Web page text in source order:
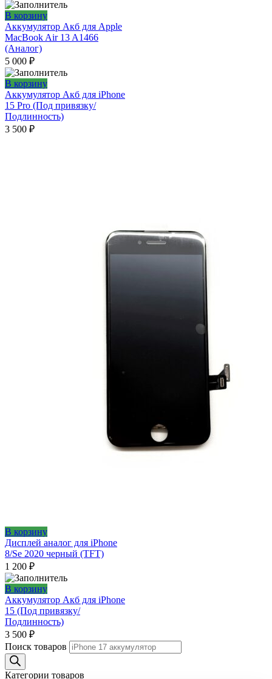
В корзину
Аккумулятор Акб для Apple
MacBook Air 13 A1466
(Аналог)
5 000 ₽
В корзину
Аккумулятор Акб для iPhone
15 Pro (Под привязку/
Подлинность)
3 500 ₽
В корзину
Дисплей аналог для iPhone
8/Se 2020 черный (TFT)
1 200 ₽
В корзину
Аккумулятор Акб для iPhone
15 (Под привязку/
Подлинность)
3 500 ₽
Поиск товаров
Категории товаров